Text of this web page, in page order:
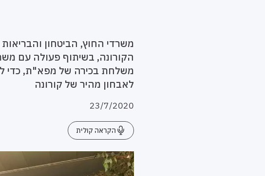
​משרדי החוץ, הביטחון
הקורונה, בשיתוף פעולה עם
משלחת בכירה של מפא"ת, כדי
לאבחון מהיר של קורונה
23/7/2020
הקראה קולית